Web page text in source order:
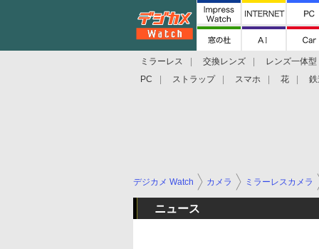
ミラーレス 交換レンズ
レンズ一体
PC
ストラップ スマホ 花
デジカメ Watch カメラ ミラーレスカメラ
ニュース